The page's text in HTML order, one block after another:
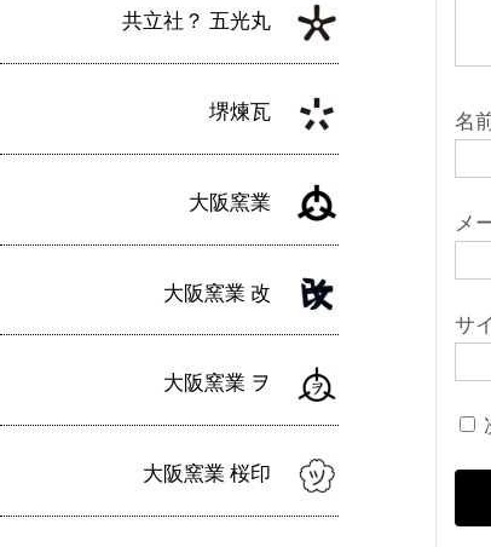
共立社？ 五光丸
堺煉瓦
大阪窯業
大阪窯業 改
大阪窯業 ヲ
大阪窯業 桜印
名
メ
サ